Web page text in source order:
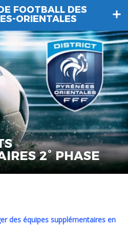
FOOTBALL DES
ORIENTALES
2° PHASE